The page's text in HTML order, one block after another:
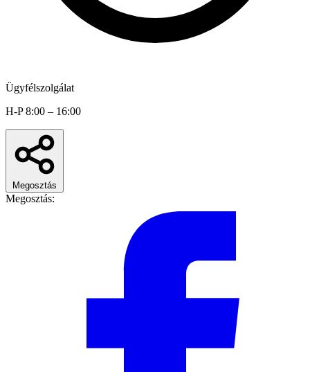
Ügyfélszolgálat
H-P 8:00 – 16:00
Megosztás
Megosztás: